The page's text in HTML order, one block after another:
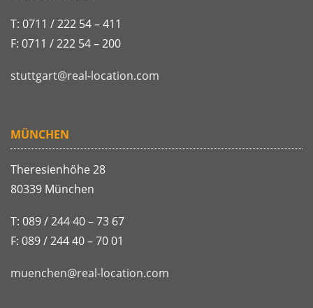
T: 0711 / 222 54 – 411
F: 0711 / 222 54 – 200
stuttgart@real-location.com
MÜNCHEN
Theresienhöhe 28
80339 München
T: 089 / 244 40 – 73 67
F: 089 / 244 40 – 70 01
muenchen@real-location.com